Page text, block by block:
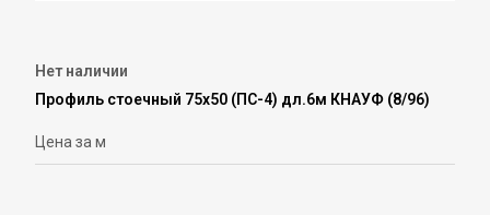
Нет наличии
Профиль стоечный 75х50 (ПС-4) дл.6м КНАУФ (8/96)
Цена за м